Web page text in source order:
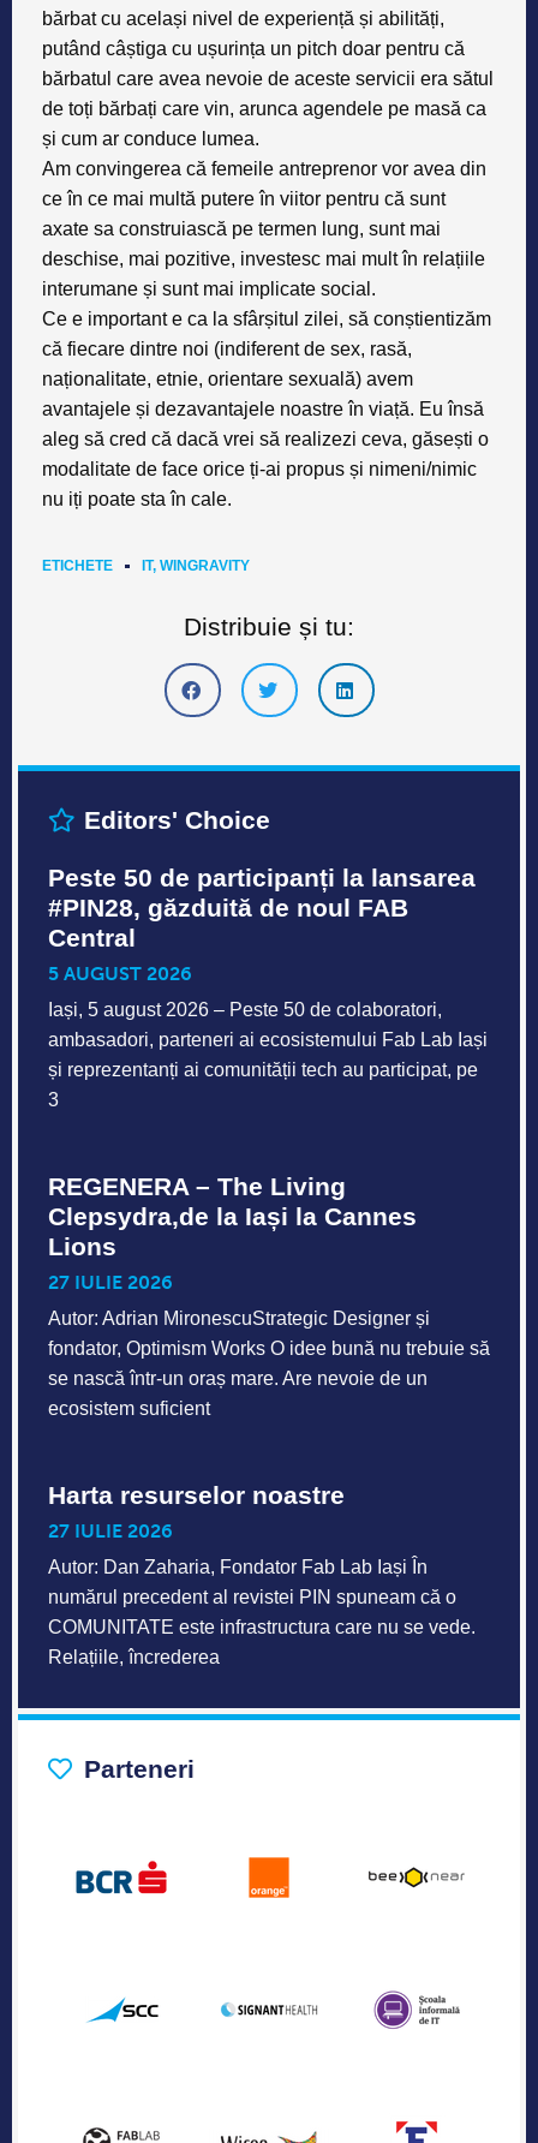
bărbat cu același nivel de experiență și abilități,
putând câștiga cu ușurința un pitch doar pentru că
bărbatul care avea nevoie de aceste servicii era sătul
de toți bărbați care vin, arunca agendele pe masă ca
și cum ar conduce lumea.
Am convingerea că femeile antreprenor vor avea din
ce în ce mai multă putere în viitor pentru că sunt
axate sa construiască pe termen lung, sunt mai
deschise, mai pozitive, investesc mai mult în relațiile
interumane și sunt mai implicate social.
Ce e important e ca la sfârșitul zilei, să conștientizăm
că fiecare dintre noi (indiferent de sex, rasă,
naționalitate, etnie, orientare sexuală) avem
avantajele și dezavantajele noastre în viață. Eu însă
aleg să cred că dacă vrei să realizezi ceva, găsești o
modalitate de face orice ți-ai propus și nimeni/nimic
nu iți poate sta în cale.
ETICHETE IT, WINGRAVITY
Distribuie și tu:
Editors' Choice
Peste 50 de participanți la lansarea
#PIN28, găzduită de noul FAB
Central
5 AUGUST 2026
Iași, 5 august 2026 – Peste 50 de colaboratori,
ambasadori, parteneri ai ecosistemului Fab Lab Iași
și reprezentanți ai comunității tech au participat, pe
3
REGENERA – The Living
Clepsydra,de la Iași la Cannes
Lions
27 IULIE 2026
Autor: Adrian MironescuStrategic Designer și
fondator, Optimism Works O idee bună nu trebuie să
se nască într-un oraș mare. Are nevoie de un
ecosistem suficient
Harta resurselor noastre
27 IULIE 2026
Autor: Dan Zaharia, Fondator Fab Lab Iași În
numărul precedent al revistei PIN spuneam că o
COMUNITATE este infrastructura care nu se vede.
Relațiile, încrederea
Parteneri